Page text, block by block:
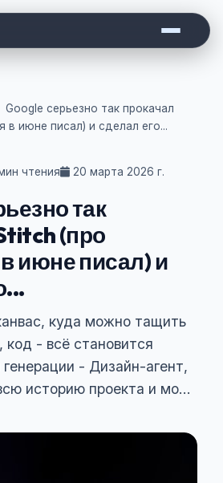
Google серьезно так прокачал
в июне писал) и сделал его...
чтения 20 марта 2026 г.
так
(про
июне писал) и
куда можно тащить
код - всё становится
- Дизайн-агент,
историю проекта и мо...